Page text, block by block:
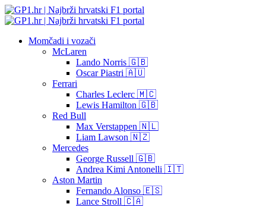
Momčadi i vozači
McLaren
Lando Norris 🇬🇧
Oscar Piastri 🇦🇺
Ferrari
Charles Leclerc 🇲🇨
Lewis Hamilton 🇬🇧
Red Bull
Max Verstappen 🇳🇱
Liam Lawson 🇳🇿
Mercedes
George Russell 🇬🇧
Andrea Kimi Antonelli 🇮🇹
Aston Martin
Fernando Alonso 🇪🇸
Lance Stroll 🇨🇦